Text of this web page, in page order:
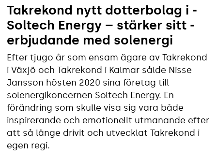
Takrekond nytt dotterbolag i ­
Soltech Energy – stärker sitt ­
erbjudande med solenergi
Efter tjugo år som ensam ägare av Takrekond
i Växjö och Takrekond i Kalmar sålde Nisse
Jansson hösten 2020 sina företag till
solenergikoncernen Soltech Energy. En
förändring som skulle visa sig vara både
inspirerande och emotionellt utmanande efter
att så länge drivit och utvecklat Takrekond i
egen regi.